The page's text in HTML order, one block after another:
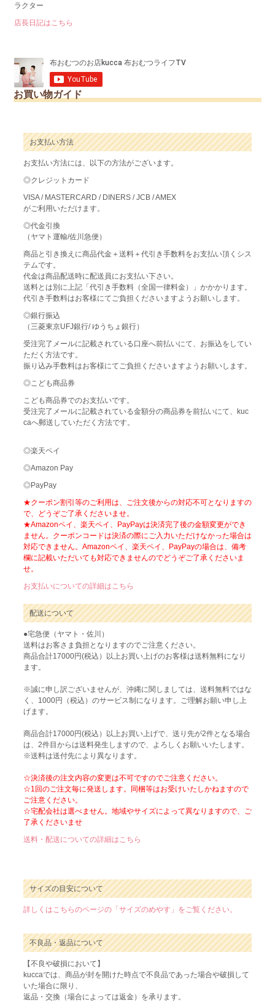
ラクター
店長日記はこちら
お買い物ガイド
お支払い方法
お支払い方法には、以下の方法がございます。
◎クレジットカード
VISA / MASTERCARD / DINERS / JCB / AMEX
がご利用いただけます。
◎代金引換
（ヤマト運輸/佐川急便）
商品と引き換えに商品代金＋送料＋代引き手数料をお支払い頂くシス
テムです。
代金は商品配送時に配送員にお支払い下さい。
送料とは別に上記「代引き手数料（全国一律料金）」かかかります。
代引き手数料はお客様にてご負担くださいますようお願いします。
◎銀行振込
（三菱東京UFJ銀行/ ゆうちょ銀行）
受注完了メールに記載されている口座へ前払いにて、お振込をしてい
ただく方法です。
振り込み手数料はお客様にてご負担くださいますようお願いします。
◎こども商品券
こども商品券でのお支払いです。
受注完了メールに記載されている金額分の商品券を前払いにて、kuc
caへ郵送していただく方法です。
◎楽天ペイ
◎Amazon Pay
◎PayPay
★クーポン割引等のご利用は、ご注文後からの対応不可となりますの
で、どうぞご了承くださいませ。
★Amazonペイ、楽天ペイ、PayPayは決済完了後の金額変更ができ
ません。クーポンコードは決済の際にご入力いただけなかった場合は
対応できません。Amazonペイ、楽天ペイ、PayPayの場合は、備考
欄に記載いただいても対応できませんのでどうぞご了承くださいま
せ。
お支払いについての詳細はこちら
配送について
●宅急便（ヤマト・佐川）
送料はお客さま負担となりますのでご注意ください。
商品合計17000円(税込）以上お買い上げのお客様は送料無料になり
ます。
※誠に申し訳ございませんが、沖縄に関しましては、送料無料ではな
く、1000円（税込）のサービス制になります。ご理解お願い申し上
げます。
商品合計17000円(税込）以上お買い上げで、送り先が2件となる場合
は、2件目からは送料発生しますので、よろしくお願いいたします。
※送料は送付先により異なります。
☆決済後の注文内容の変更は不可ですのでご注意ください。
☆1回のご注文毎に発送します。同梱等はお受けいたしかねますので
ご注意ください。
☆宅配会社は選べません。地域やサイズによって異なりますので、ご
了承くださいませ
送料・配送についての詳細はこちら
サイズの目安について
詳しくはこちらのページの「サイズのめやす」をご覧ください。
不良品・返品について
【不良や破損において】
kuccaでは、商品が封を開けた時点で不良品であった場合や破損して
いた場合に限り、
返品・交換（場合によっては返金）を承ります。